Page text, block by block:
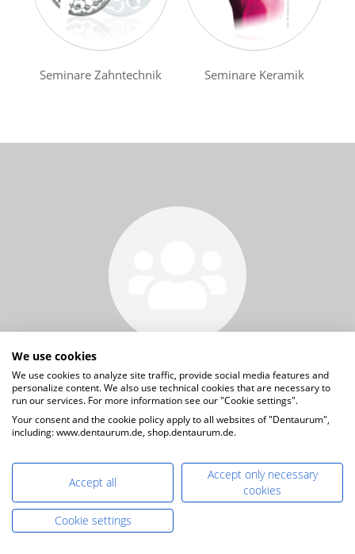
Seminare Zahntechnik Seminare Keramik
Kontakt & Beratung
We use cookies
We use cookies to analyze site traffic, provide social media features and
personalize content. We also use technical cookies that are necessary to
run our services. For more information see our "Cookie settings".
Your consent and the cookie policy apply to all websites of "Dentaurum",
including: www.dentaurum.de, shop.dentaurum.de.
Accept all
Accept only necessary
cookies
Cookie settings